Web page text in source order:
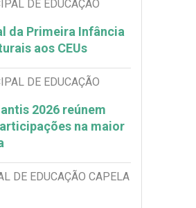
DE EDUCAÇÃO
da Primeira Infância
aos CEUs
DE EDUCAÇÃO
2026 reúnem
na maior
DE EDUCAÇÃO CAPELA